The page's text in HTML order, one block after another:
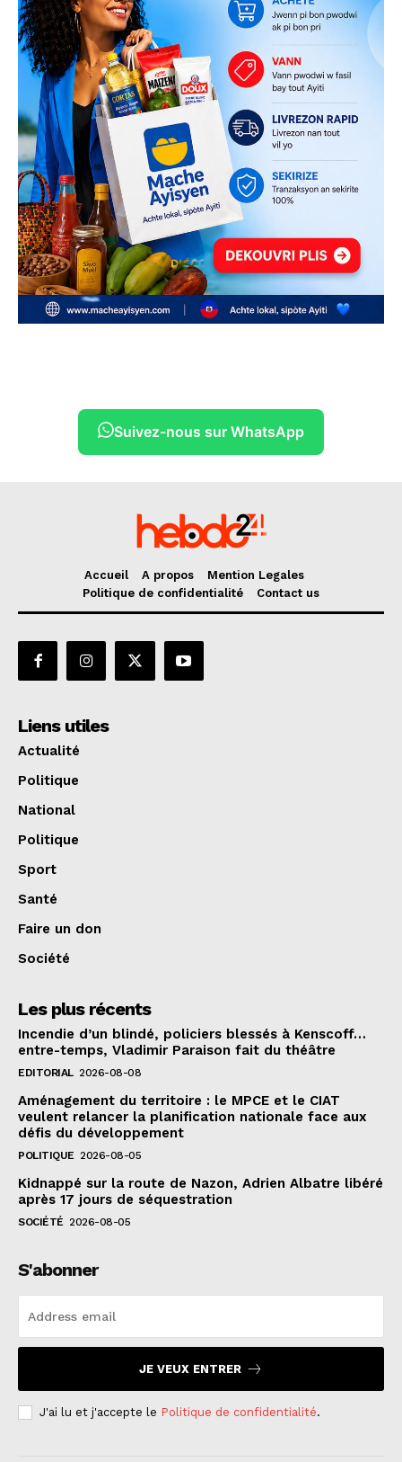
Suivez-nous sur WhatsApp
Accueil A propos
Mention Legales
Politique de confidentialité
Contact us
Liens utiles
Actualité
Politique
National
Politique
Sport
Santé
Faire un don
Société
Les plus récents
Incendie d’un blindé, policiers blessés à Kenscoff…
entre-temps, Vladimir Paraison fait du théâtre
EDITORIAL 2026-08-08
Aménagement du territoire : le MPCE et le CIAT
veulent relancer la planification nationale face aux
défis du développement
POLITIQUE 2026-08-05
Kidnappé sur la route de Nazon, Adrien Albatre libéré
après 17 jours de séquestration
SOCIÉTÉ 2026-08-05
S'abonner
JE VEUX ENTRER
J'ai lu et j'accepte le Politique de confidentialité.